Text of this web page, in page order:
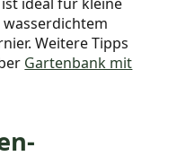
wasserdichtem
Weitere Tipps
Gartenbank mit